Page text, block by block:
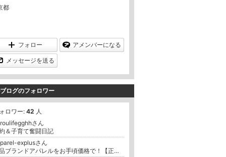
都
フォロー アメンバーになる
メッセージを送る
ログのフォロワー
ロワー: 42 人
さん
＆子育て奮闘日記
explusさん
新品ブランドアパレルをお手頃価格で！【正規品のみ】ブランドアパレル通販